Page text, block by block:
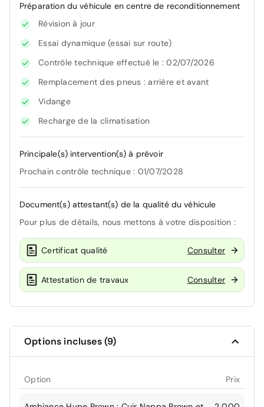
Préparation du véhicule en centre de reconditionnement
Révision à jour
Essai dynamique (essai sur route)
Contrôle technique effectué le : 02/07/2026
Remplacement des pneus : arrière et avant
Vidange
Recharge de la climatisation
Principale(s) intervention(s) à prévoir
Prochain contrôle technique : 01/07/2028
Document(s) attestant(s) de la qualité du véhicule
Pour plus de détails, nous mettons à votre disposition :
Certificat qualité Consulter
Attestation de travaux Consulter
Options incluses (9)
Option Prix